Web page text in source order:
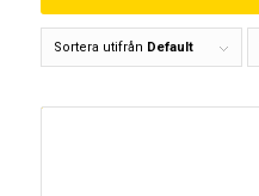
Sortera utifrån Default